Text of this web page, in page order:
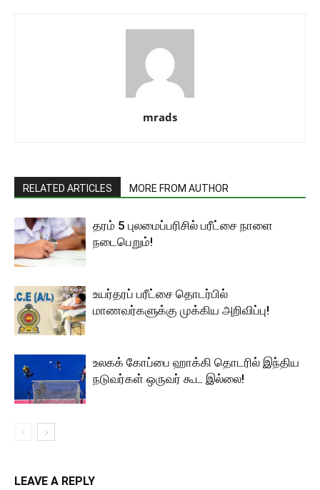
mrads
RELATED ARTICLES MORE FROM AUTHOR
தரம் 5 புலமைப்பரிசில் பரீட்சை நாளை
நடைபெறும்!
உயர்தரப் பரீட்சை தொடர்பில்
மாணவர்களுக்கு முக்கிய அறிவிப்பு!
உலகக் கோப்பை ஹாக்கி தொடரில் இந்திய
நடுவர்கள் ஒருவர் கூட இல்லை!
LEAVE A REPLY